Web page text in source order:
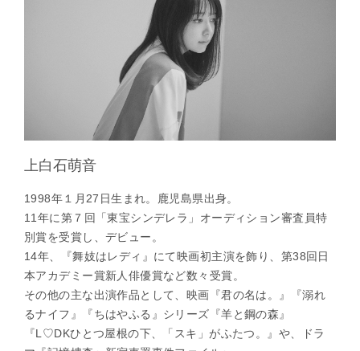
上白石萌音
1998年１月27日生まれ。鹿児島県出身。
11年に第７回「東宝シンデレラ」オーディション審査員特
別賞を受賞し、デビュー。
14年、『舞妓はレディ』にて映画初主演を飾り、第38回日
本アカデミー賞新人俳優賞など数々受賞。
その他の主な出演作品として、映画『君の名は。』『溺れ
るナイフ』『ちはやふる』シリーズ『羊と鋼の森』
『L♡DKひとつ屋根の下、「スキ」がふたつ。』や、ドラ